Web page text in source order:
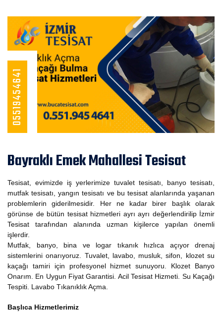
05519454641
Bayraklı Emek Mahallesi Tesisat
Tesisat, evimizde iş yerlerimize tuvalet tesisatı, banyo tesisatı,
mutfak tesisatı, yangın tesisatı ve bu tesisat alanlarında yaşanan
problemlerin giderilmesidir. Her ne kadar birer başlık olarak
görünse de bütün tesisat hizmetleri ayrı ayrı değerlendirilip İzmir
Tesisat tarafından alanında uzman kişilerce yapılan önemli
işlerdir.
Mutfak, banyo, bina ve logar tıkanık hızlıca açıyor drenaj
sistemlerini onarıyoruz. Tuvalet, lavabo, musluk, sifon, klozet su
kaçağı tamiri için profesyonel hizmet sunuyoru. Klozet Banyo
Onarım. En Uygun Fiyat Garantisi. Acil Tesisat Hizmeti. Su Kaçağı
Tespiti. Lavabo Tıkanıklık Açma.
Başlıca Hizmetlerimiz